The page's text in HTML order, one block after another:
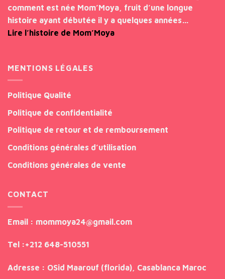
comment est née Mom’Moya, fruit d’une longue
histoire ayant débutée il y a quelques années…
Lire l’histoire de Mom’Moya
MENTIONS LÉGALES
Politique Qualité
Politique de confidentialité
Politique de retour et de remboursement
Conditions générales d’utilisation
Conditions générales de vente
CONTACT
Email : mommoya24@gmail.com
Tel :+212 648-510551
Adresse : OSid Maarouf (florida), Casablanca Maroc